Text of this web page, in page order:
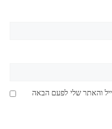
והאתר שלי לפעם הבאה